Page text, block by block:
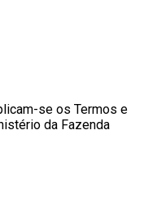
se os Termos e
da Fazenda